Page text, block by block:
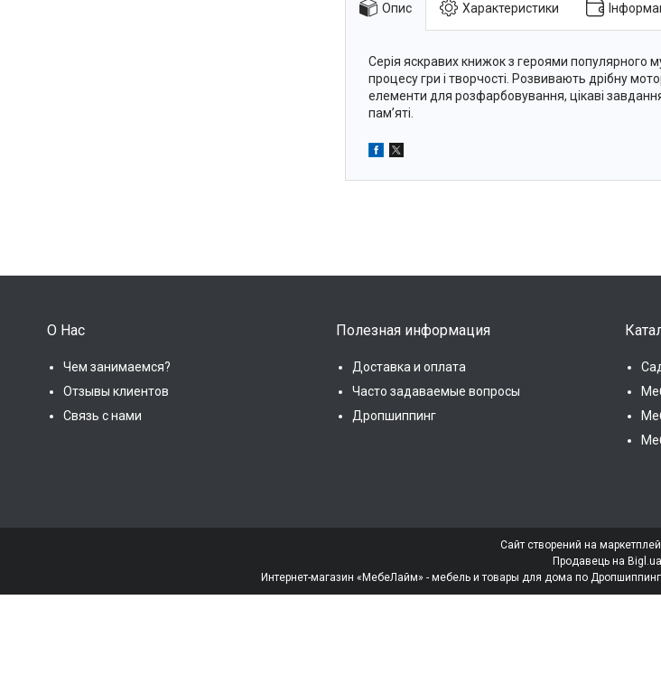
Опис Характеристики
Серія яскравих книжок з героями популярного
процесу гри і творчості. Розвивають дрібну
елементи для розфарбовування, цікаві завдання
пам’яті.
О Нас
Чем занимаемся?
Отзывы клиентов
Связь с нами
Полезная информация
Доставка и оплата
Часто задаваемые вопросы
Дропшиппинг
Сайт створений на
Продавець на Bigl.ua